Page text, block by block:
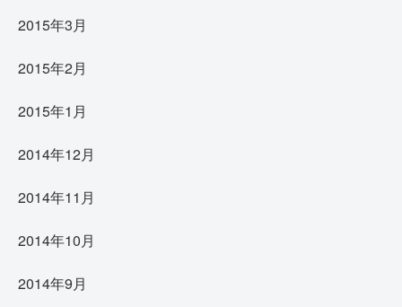
2015年3月
2015年2月
2015年1月
2014年12月
2014年11月
2014年10月
2014年9月